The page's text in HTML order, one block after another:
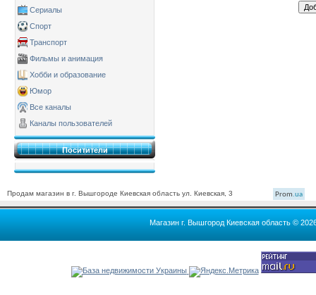
Сериалы
Спорт
Транспорт
Фильмы и анимация
Хобби и образование
Юмор
Все каналы
Каналы пользователей
Поситители
Продам магазин в г. Вышгороде Киевская область ул. Киевская, 3 Prom.ua
Магазин г. Вышгород Киевская область ©